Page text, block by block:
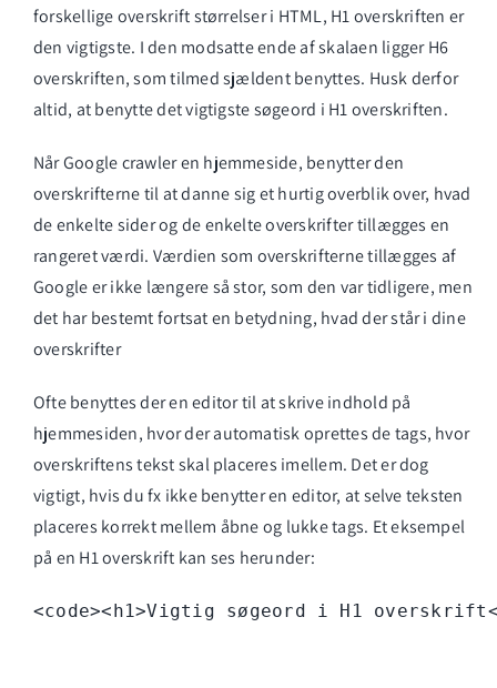
forskellige overskrift størrelser i HTML, H1 overskriften er
den vigtigste. I den modsatte ende af skalaen ligger H6
overskriften, som tilmed sjældent benyttes. Husk derfor
altid, at benytte det vigtigste søgeord i H1 overskriften.
Når Google crawler en hjemmeside, benytter den
overskrifterne til at danne sig et hurtig overblik over, hvad
de enkelte sider og de enkelte overskrifter tillægges en
rangeret værdi. Værdien som overskrifterne tillægges af
Google er ikke længere så stor, som den var tidligere, men
det har bestemt fortsat en betydning, hvad der står i dine
overskrifter
Ofte benyttes der en editor til at skrive indhold på
hjemmesiden, hvor der automatisk oprettes de tags, hvor
overskriftens tekst skal placeres imellem. Det er dog
vigtigt, hvis du fx ikke benytter en editor, at selve teksten
placeres korrekt mellem åbne og lukke tags. Et eksempel
på en H1 overskrift kan ses herunder:
<code><h1>Vigtig søgeord i H1